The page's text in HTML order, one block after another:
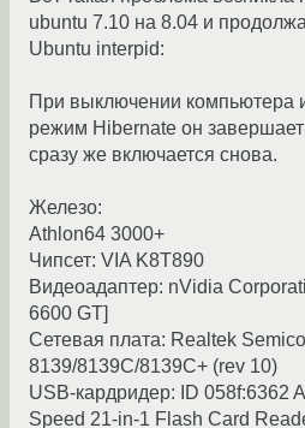
ubuntu 7.10 на 8.04 и
Ubuntu interpid:
При выключении компьютера
режим Hibernate он завершает
сразу же включается снова.
Железо:
Athlon64 3000+
Чипсет: VIA K8T890
Видеоадаптер: nVidia
6600 GT]
Сетевая плата: Realtek
8139/8139C/8139C+ (rev 10)
USB-кардридер: ID 058f:6362
Speed 21-in-1 Flash Card